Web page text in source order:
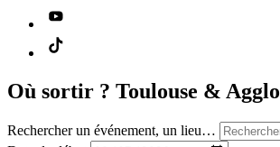
Où sortir ? Toulouse & Agglo
Rechercher un événement, un lieu…